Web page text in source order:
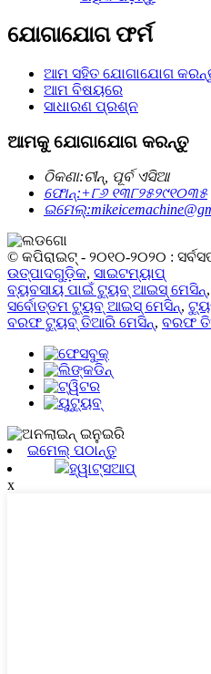
ଯୋଗାଯୋଗ ଫର୍ମ
ଆମ ସହିତ ଯୋଗାଯୋଗ
ଆମ ବିଷୟରେ
ସାଧାରଣ ପ୍ରଶ୍ନ
ଆମକୁ ଯୋଗାଯୋଗ କରନ୍ତୁ
ଠିକଣା:ଚୀନ୍, ପୂର୍ବ ଏସିଆ
ଫୋନ୍:+୮୬ ୧୩୮୨୫୨୯୧୦୩୫
ଇମେଲ୍:
© କପିରାଇଟ୍ - ୨୦୧୦-୨୦୨୦ :
ଉତ୍ପାଦଗୁଡ଼ିକ, ସାଇଟମ୍ୟାପ୍
ବ୍ୟବସାୟ ପାଇଁ ଟ୍ୟୁବ୍ ଆଇସ୍ ମେସିନ୍,
ସର୍ବୋତ୍ତମ ଟ୍ୟୁବ୍ ଆଇସ୍ ମେସିନ୍,
ବରଫ ଟ୍ୟୁବ୍ ତିଆରି ମେସିନ୍, ବରଫ
ଇମେଲ୍ ପଠାନ୍ତୁ
ହ୍ୱାଟ୍ସଆପ୍
x